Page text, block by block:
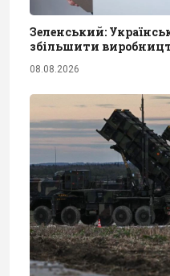
Зеленський:
збільшити
08.08.2026